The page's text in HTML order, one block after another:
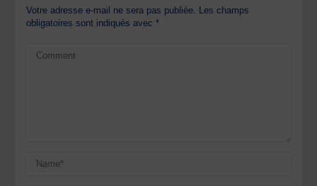
Votre adresse e-mail ne sera pas publiée. Les champs
obligatoires sont indiqués avec*